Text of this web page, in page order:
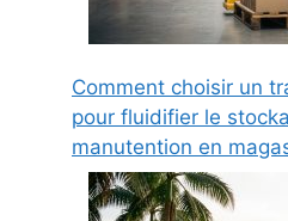
Comment choisir un
pour fluidifier le
manutention en